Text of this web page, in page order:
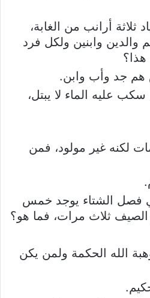
ثلاثة أرانب من الغابة،
وابنين ولكل فرد
هم جد وأب وابن.
عليه الماء لا يبتل،
لكنه غير مولود، فمن
فصل الشتاء يوجد خمس
ثلاث مرات، فما هو؟
الله الحكمة ولمن يكن